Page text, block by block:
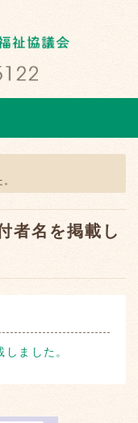
者名を掲載し
ました。